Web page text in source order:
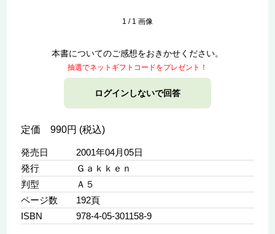
1 / 1 画像
本書についてのご感想をおきかせください。
抽選でネットギフトコードをプレゼント！
ログインしないで回答
定価 990円 (税込)
発売日
2001年04月05日
発行
Ｇａｋｋｅｎ
判型
Ａ５
ページ数
192頁
ISBN
978-4-05-301158-9